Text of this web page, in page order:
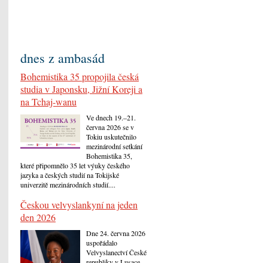
dnes z ambasád
Bohemistika 35 propojila česká
studia v Japonsku, Jižní Koreji a
na Tchaj-wanu
Ve dnech 19.–21.
června 2026 se v
Tokiu uskutečnilo
mezinárodní setkání
Bohemistika 35,
které připomnělo 35 let výuky českého
jazyka a českých studií na Tokijské
univerzitě mezinárodních studií....
Českou velvyslankyní na jeden
den 2026
Dne 24. června 2026
uspořádalo
Velvyslanectví České